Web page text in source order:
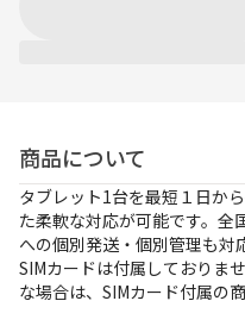
事例紹介
よくあるご質問
会社概要
商品について
タブレット1台を最短１日か
た柔軟な対応が可能です。全
への個別発送・個別管理も対
SIMカードは付属しておりま
な場合は、SIMカード付属の